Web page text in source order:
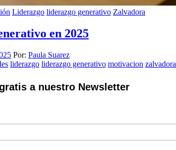
Liderazgo liderazgo generativo Zalvadora
en 2025
Por: Paula Suarez
liderazgo liderazgo generativo motivacion zalvadora
a nuestro Newsletter